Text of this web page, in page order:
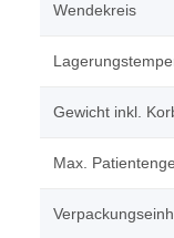
Wendekreis
Gewicht inkl.
Max.